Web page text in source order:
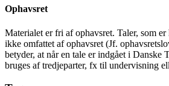
Ophavsret
Materialet er fri af ophavsret. Taler, som
ikke omfattet af ophavsret (Jf.
betyder, at når en tale er indgået i Danske
bruges af tredjeparter, fx til undervisning